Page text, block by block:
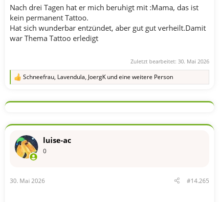
Nach drei Tagen hat er mich beruhigt mit :Mama, das ist
kein permanent Tattoo.
Hat sich wunderbar entzündet, aber gut gut verheilt.Damit
war Thema Tattoo erledigt
Zuletzt bearbeitet: 30. Mai 2026
R
k
o
e
n
Schneefrau, Lavendula, JoergK und eine weitere Person
luise-ac
0
30. Mai 2026 #14.265